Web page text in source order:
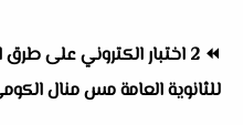
⏪
2 اختبار الكتروني على طرق
للثانوية العامة مس منال